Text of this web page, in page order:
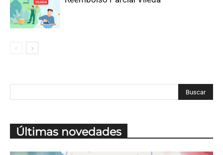
Últimas novedades